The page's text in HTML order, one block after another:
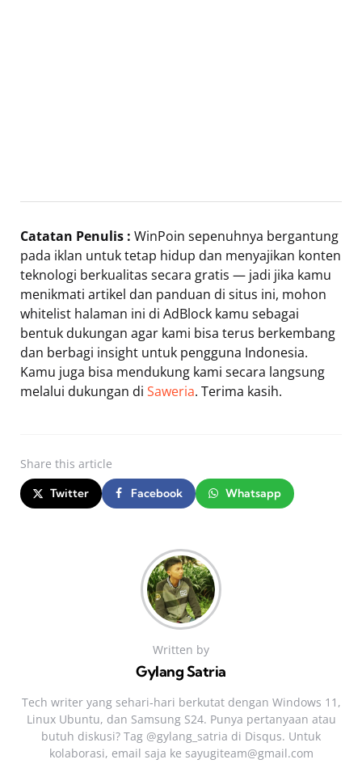
Catatan Penulis : WinPoin sepenuhnya bergantung
pada iklan untuk tetap hidup dan menyajikan konten
teknologi berkualitas secara gratis — jadi jika kamu
menikmati artikel dan panduan di situs ini, mohon
whitelist halaman ini di AdBlock kamu sebagai
bentuk dukungan agar kami bisa terus berkembang
dan berbagi insight untuk pengguna Indonesia.
Kamu juga bisa mendukung kami secara langsung
melalui dukungan di Saweria. Terima kasih.
Share this article
Twitter Facebook Whatsapp
Written by
Gylang Satria
Tech writer yang sehari‑hari berkutat dengan Windows 11,
Linux Ubuntu, dan Samsung S24. Punya pertanyaan atau
butuh diskusi? Tag @gylang_satria di Disqus. Untuk
kolaborasi, email saja ke sayugiteam@gmail.com